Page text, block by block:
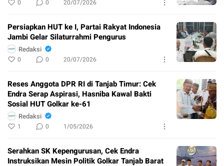
0 0 20/07/2026
Persiapkan HUT ke I, Partai Rakyat Indonesia
Jambi Gelar Silaturrahmi Pengurus
Redaksi
0 0 20/07/2026
Reses Anggota DPR RI di Tanjab Timur: Cek
Endra Serap Aspirasi, Hasniba Kawal Bakti
Sosial HUT Golkar ke-61
Redaksi
1 0 1/05/2026
Serahkan SK Kepengurusan, Cek Endra
Instruksikan Mesin Politik Golkar Tanjab Barat